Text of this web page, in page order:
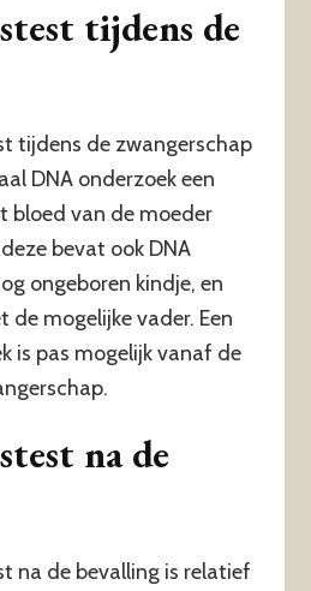
tijdens de
tijdens de zwangerschap
DNA onderzoek een
bloed van de moeder
bevat ook DNA
ongeboren kindje, en
de mogelijke vader. Een
is pas mogelijk vanaf de
na de
na de bevalling is relatief